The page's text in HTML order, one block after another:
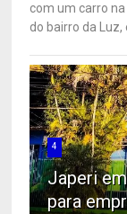
com um carro
do bairro da Luz,
4
Japeri
para